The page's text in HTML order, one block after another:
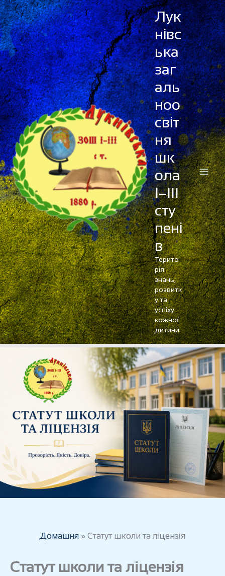
Перейти
до
вмісту
Лук
нівс
ька
заг
аль
ноо
світ
ня
шк
ола
І–ІІІ
сту
пені
в
Терито
рія
знань,
розвитк
у та
успіху
кожної
дитини
Домашня Статут школи та ліцензія
Статут школи та ліцензія